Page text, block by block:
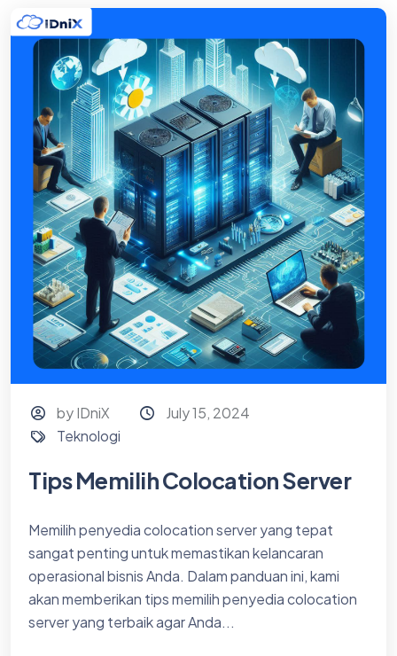
by IDniX
July 15, 2024
Teknologi
Tips Memilih Colocation Server
Memilih penyedia colocation server yang tepat
sangat penting untuk memastikan kelancaran
operasional bisnis Anda. Dalam panduan ini, kami
akan memberikan tips memilih penyedia colocation
server yang terbaik agar Anda...